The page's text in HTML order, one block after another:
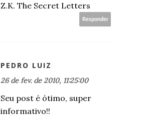
Z.K. The Secret Letters
Responder
PEDRO LUIZ
26 de fev. de 2010, 11:25:00
Seu post é ótimo, super
informativo!!